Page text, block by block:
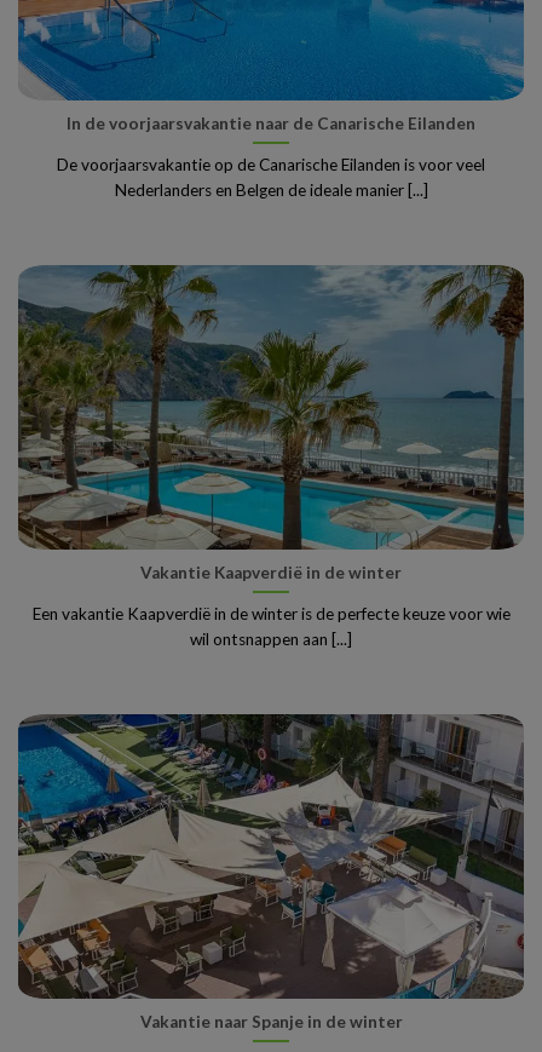
In de voorjaarsvakantie naar de Canarische Eilanden
De voorjaarsvakantie op de Canarische Eilanden is voor veel
Nederlanders en Belgen de ideale manier [...]
Vakantie Kaapverdië in de winter
Een vakantie Kaapverdië in de winter is de perfecte keuze voor wie
wil ontsnappen aan [...]
Vakantie naar Spanje in de winter